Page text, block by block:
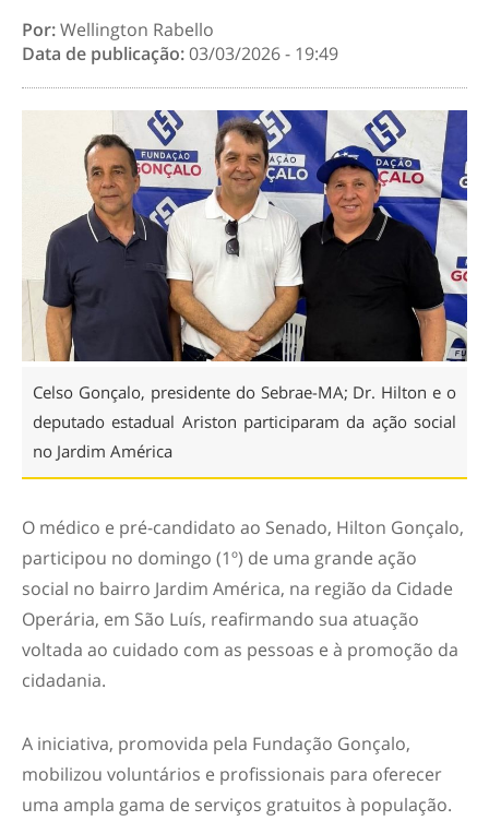
Por:Wellington Rabello
Data de publicação:03/03/2026 - 19:49
Celso Gonçalo, presidente do Sebrae-MA; Dr. Hilton e o
deputado estadual Ariston participaram da ação social
no Jardim América
O médico e pré-candidato ao Senado, Hilton Gonçalo,
participou no domingo (1º) de uma grande ação
social no bairro Jardim América, na região da Cidade
Operária, em São Luís, reafirmando sua atuação
voltada ao cuidado com as pessoas e à promoção da
cidadania.
A iniciativa, promovida pela Fundação Gonçalo,
mobilizou voluntários e profissionais para oferecer
uma ampla gama de serviços gratuitos à população.